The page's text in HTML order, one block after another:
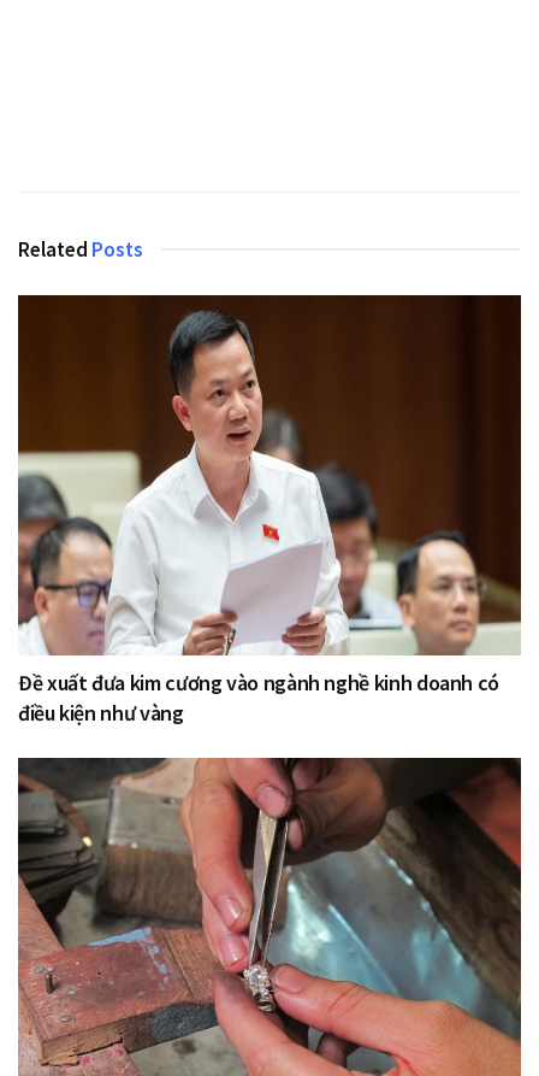
Related Posts
Đề xuất đưa kim cương vào ngành nghề kinh doanh có
điều kiện như vàng